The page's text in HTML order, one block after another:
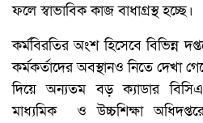
ফলে স্বাভাবিক কাজ বাধাগ্রস্থ হচ্ছে।
কর্মবিরতির অংশ হিসেবে বিভিন্ন
কর্মকর্তাদের অবস্থানও নিতে দেখা
দিয়ে অন্যতম বড় ক্যাডার
মাধ্যমিক ও উচ্চশিক্ষা